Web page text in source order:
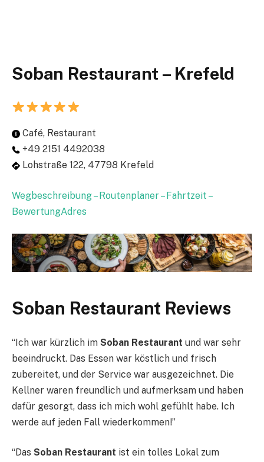
Soban Restaurant – Krefeld
Café, Restaurant
+49 2151 4492038
Lohstraße 122, 47798 Krefeld
Wegbeschreibung – Routenplaner – Fahrtzeit –
BewertungAdres
Soban Restaurant Reviews
“Ich war kürzlich im Soban Restaurant und war sehr
beeindruckt. Das Essen war köstlich und frisch
zubereitet, und der Service war ausgezeichnet. Die
Kellner waren freundlich und aufmerksam und haben
dafür gesorgt, dass ich mich wohl gefühlt habe. Ich
werde auf jeden Fall wiederkommen!”
“Das Soban Restaurant ist ein tolles Lokal zum